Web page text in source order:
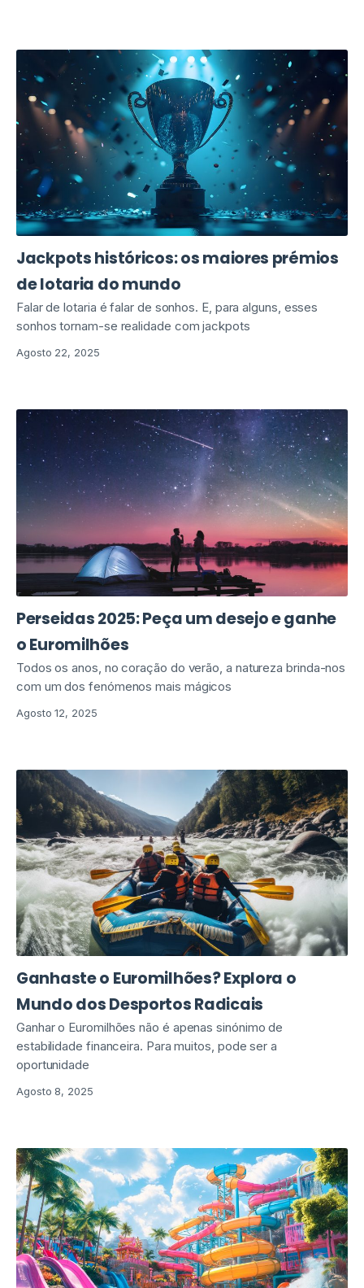
Jackpots históricos: os maiores prémios
de lotaria do mundo
Falar de lotaria é falar de sonhos. E, para alguns, esses
sonhos tornam-se realidade com jackpots
Agosto 22, 2025
Perseidas 2025: Peça um desejo e ganhe
o Euromilhões
Todos os anos, no coração do verão, a natureza brinda-nos
com um dos fenómenos mais mágicos
Agosto 12, 2025
Ganhaste o Euromilhões? Explora o
Mundo dos Desportos Radicais
Ganhar o Euromilhões não é apenas sinónimo de
estabilidade financeira. Para muitos, pode ser a
oportunidade
Agosto 8, 2025